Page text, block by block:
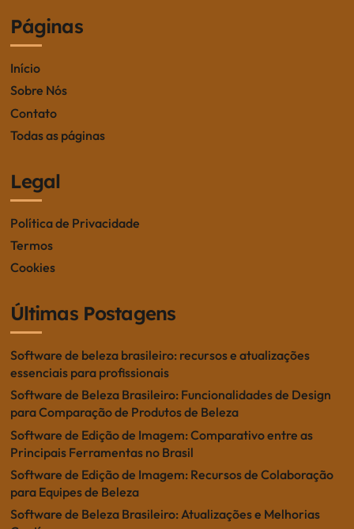
g
a
o
Páginas
Início
Sobre Nós
Contato
Todas as páginas
Legal
Política de Privacidade
Termos
Cookies
Últimas Postagens
Software de beleza brasileiro: recursos e atualizações
essenciais para profissionais
Software de Beleza Brasileiro: Funcionalidades de Design
para Comparação de Produtos de Beleza
Software de Edição de Imagem: Comparativo entre as
Principais Ferramentas no Brasil
Software de Edição de Imagem: Recursos de Colaboração
para Equipes de Beleza
Software de Beleza Brasileiro: Atualizações e Melhorias